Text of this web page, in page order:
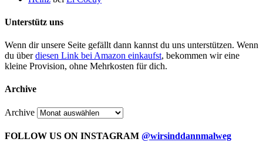
Unterstütz uns
Wenn dir unsere Seite gefällt dann kannst du uns unterstützen. Wenn
du überdiesen Link bei Amazon einkaufst, bekommen wir eine
kleine Provision, ohne Mehrkosten für dich.
Archive
Archive
FOLLOW US ON INSTAGRAM @wirsinddannmalweg